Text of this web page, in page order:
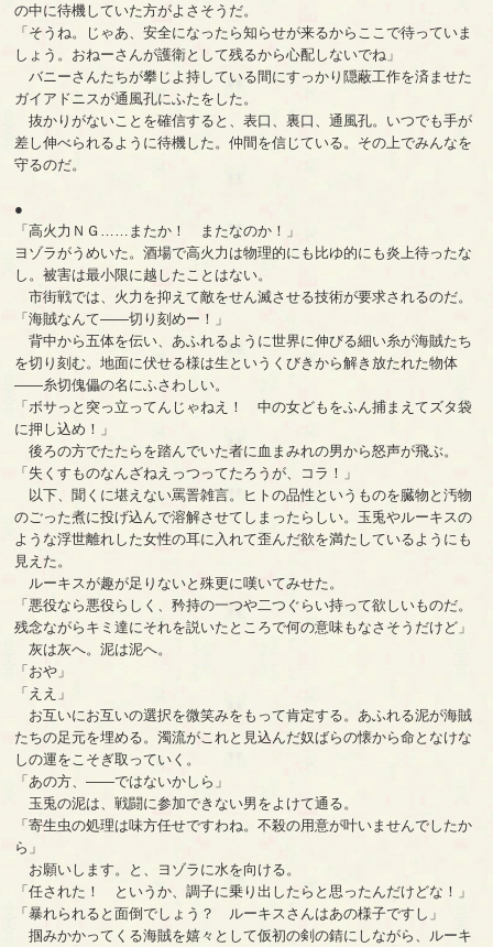
の中に待機していた方がよさそうだ。
「そうね。じゃあ、安全になったら知らせが来るからここで待っていま
しょう。おねーさんが護衛として残るから心配しないでね」
バニーさんたちが攀じよ持している間にすっかり隠蔽工作を済ませた
ガイアドニスが通風孔にふたをした。
抜かりがないことを確信すると、表口、裏口、通風孔。いつでも手が
差し伸べられるように待機した。仲間を信じている。その上でみんなを
守るのだ。
●
「高火力ＮＧ……またか！ またなのか！」
ヨゾラがうめいた。酒場で高火力は物理的にも比ゆ的にも炎上待ったな
し。被害は最小限に越したことはない。
市街戦では、火力を抑えて敵をせん滅させる技術が要求されるのだ。
「海賊なんて――切り刻めー！」
背中から五体を伝い、あふれるように世界に伸びる細い糸が海賊たち
を切り刻む。地面に伏せる様は生というくびきから解き放たれた物体
――糸切傀儡の名にふさわしい。
「ボサっと突っ立ってんじゃねえ！ 中の女どもをふん捕まえてズタ袋
に押し込め！」
後ろの方でたたらを踏んでいた者に血まみれの男から怒声が飛ぶ。
「失くすものなんざねえっつってたろうが、コラ！」
以下、聞くに堪えない罵詈雑言。ヒトの品性というものを臓物と汚物
のごった煮に投げ込んで溶解させてしまったらしい。玉兎やルーキスの
ような浮世離れした女性の耳に入れて歪んだ欲を満たしているようにも
見えた。
ルーキスが趣が足りないと殊更に嘆いてみせた。
「悪役なら悪役らしく、矜持の一つや二つぐらい持って欲しいものだ。
残念ながらキミ達にそれを説いたところで何の意味もなさそうだけど」
灰は灰へ。泥は泥へ。
「おや」
「ええ」
お互いにお互いの選択を微笑みをもって肯定する。あふれる泥が海賊
たちの足元を埋める。濁流がこれと見込んだ奴ばらの懐から命となけな
しの運をこそぎ取っていく。
「あの方、――ではないかしら」
玉兎の泥は、戦闘に参加できない男をよけて通る。
「寄生虫の処理は味方任せですわね。不殺の用意が叶いませんでしたか
ら」
お願いします。と、ヨゾラに水を向ける。
「任された！ というか、調子に乗り出したらと思ったんだけどな！」
「暴れられると面倒でしょう？ ルーキスさんはあの様子ですし」
掴みかかってくる海賊を嬉々として仮初の剣の錆にしながら、ルーキ